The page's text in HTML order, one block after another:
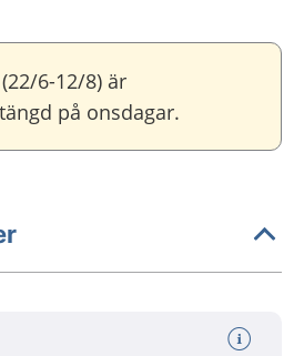
6-12/8) är
på onsdagar.